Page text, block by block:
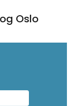
Oslo